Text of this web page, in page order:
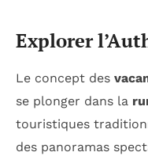
Explorer
Le concept des
se plonger dans la
touristiques
des panoramas